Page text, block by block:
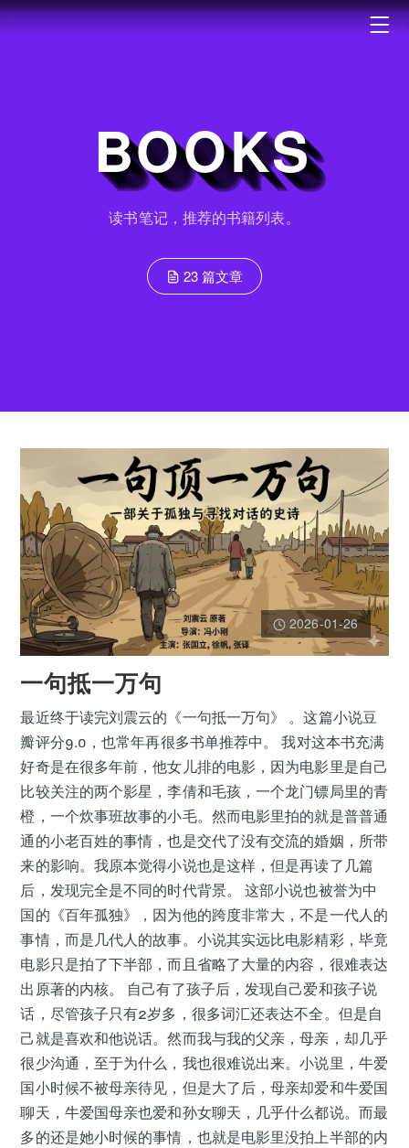
BOOKS
读书笔记，推荐的书籍列表。
23 篇文章
2026-01-26
一句抵一万句
最近终于读完刘震云的《一句抵一万句》 。这篇小说豆
瓣评分9.0，也常年再很多书单推荐中。 我对这本书充满
好奇是在很多年前，他女儿排的电影，因为电影里是自己
比较关注的两个影星，李倩和毛孩，一个龙门镖局里的青
橙，一个炊事班故事的小毛。然而电影里拍的就是普普通
通的小老百姓的事情，也是交代了没有交流的婚姻，所带
来的影响。我原本觉得小说也是这样，但是再读了几篇
后，发现完全是不同的时代背景。 这部小说也被誉为中
国的《百年孤独》，因为他的跨度非常大，不是一代人的
事情，而是几代人的故事。小说其实远比电影精彩，毕竟
电影只是拍了下半部，而且省略了大量的内容，很难表达
出原著的内核。 自己有了孩子后，发现自己爱和孩子说
话，尽管孩子只有2岁多，很多词汇还表达不全。但是自
己就是喜欢和他说话。然而我与我的父亲，母亲，却几乎
很少沟通，至于为什么，我也很难说出来。小说里，牛爱
国小时候不被母亲待见，但是大了后，母亲却爱和牛爱国
聊天，牛爱国母亲也爱和孙女聊天，几乎什么都说。而最
多的还是她小时候的事情，也就是电影里没拍上半部的内